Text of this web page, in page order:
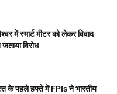
में स्मार्ट मीटर को लेकर विवाद
विरोध
पहले हफ्ते में FPIs ने भारतीय